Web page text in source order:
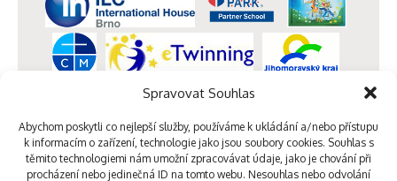
Spravovat Souhlas
Abychom poskytli co nejlepší služby, používáme k ukládání a/nebo přístupu
k informacím o zařízení, technologie jako jsou soubory cookies. Souhlas s
těmito technologiemi nám umožní zpracovávat údaje, jako je chování při
procházení nebo jedinečná ID na tomto webu. Nesouhlas nebo odvolání